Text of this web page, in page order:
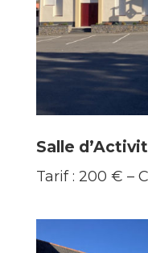
Salle
Tarif : 200 € –